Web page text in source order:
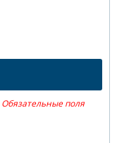
Обязательные поля